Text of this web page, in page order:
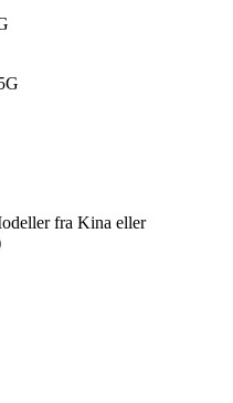
fra Kina eller